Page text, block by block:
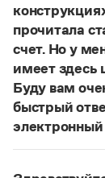
Словарь-
Справочник по
Азбучные истины
Словарь-
Все
Журнал
прочитала
счет. Но у
имеет здесь
Буду вам
быстрый